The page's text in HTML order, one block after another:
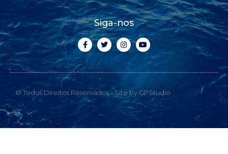
Siga-nos
© Todos Direitos Reservados - Site by GPStudio